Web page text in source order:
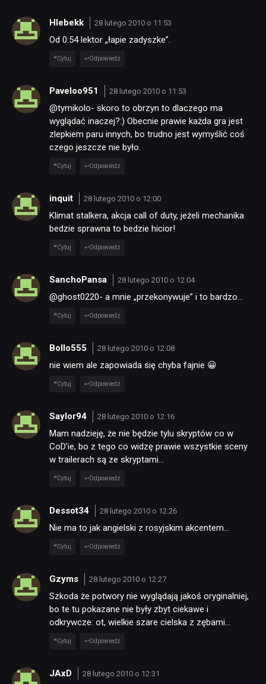
Hlebekk 28 lutego 2010 o 11:53
Od 0:54 lektor „łapie zadyszke”.
Cytuj Odpowiedz
Paveloo951 28 lutego 2010 o 11:53
@tymikolo- skoro to obrzyn to dlaczego ma
wyglądać inaczej?:) Obecnie prawie każda gra jest
zlepkiem paru innych, bo trudno jest wymyślić coś
czego jeszcze nie było.
Cytuj Odpowiedz
inquit 28 lutego 2010 o 12:00
Klimat stalkera, akcja call of duty, jeżeli mechanika
bedzie sprawna to bedzie hicior!
Cytuj Odpowiedz
SanchoPansa 28 lutego 2010 o 12:04
@ghost0220- a mnie „przekonywuje” i to bardzo…
Cytuj Odpowiedz
Bollo555 28 lutego 2010 o 12:08
nie wiem ale zapowiada się chyba fajnie 😀
Cytuj Odpowiedz
Saylor94 28 lutego 2010 o 12:16
Mam nadzieję, że nie będzie tylu skryptów co w
CoD’ie, bo z tego co widzę prawie wszystkie sceny
w trailerach są ze skryptami…
Cytuj Odpowiedz
Dessot34 28 lutego 2010 o 12:26
Nie ma to jak angielski z rosyjskim akcentem…
Cytuj Odpowiedz
Gzyms 28 lutego 2010 o 12:27
Szkoda że potwory nie wyglądają jakoś oryginalniej,
bo te tu pokazane nie były zbyt ciekawe i
odkrywcze: ot, wielkie szare cielska z zębami…
Cytuj Odpowiedz
JAxD 28 lutego 2010 o 12:31